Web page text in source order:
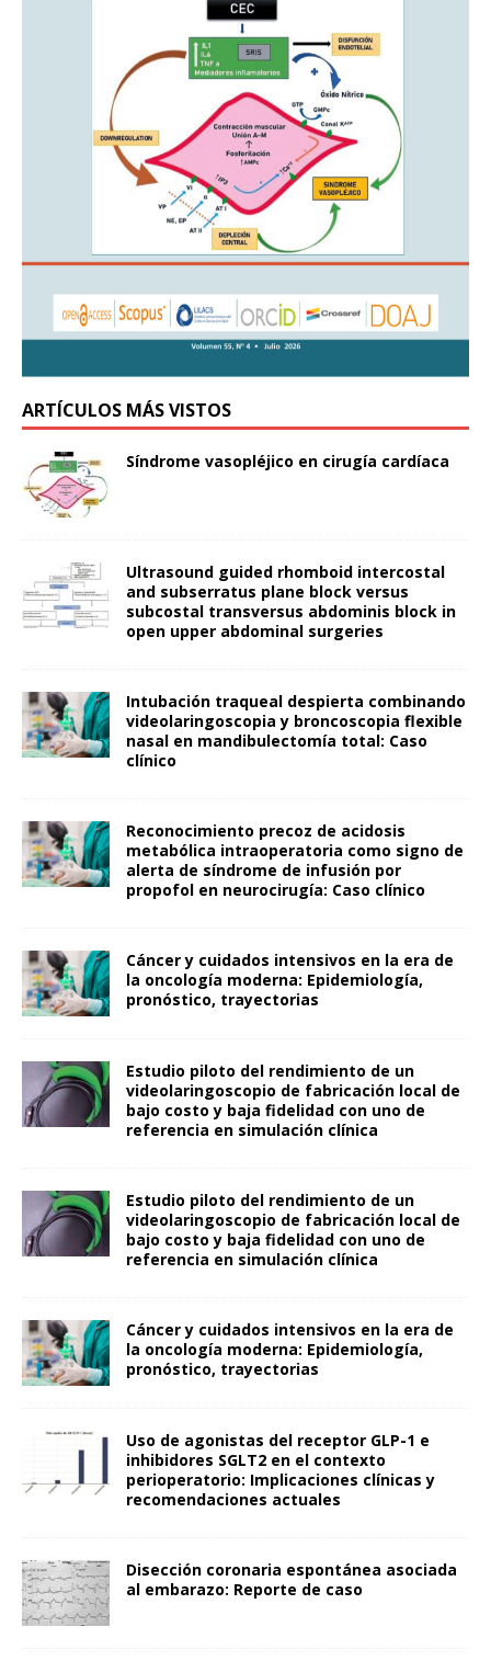
ARTÍCULOS MÁS VISTOS
Síndrome vasopléjico en cirugía cardíaca
Ultrasound guided rhomboid intercostal
and subserratus plane block versus
subcostal transversus abdominis block in
open upper abdominal surgeries
Intubación traqueal despierta combinando
videolaringoscopia y broncoscopia flexible
nasal en mandibulectomía total: Caso
clínico
Reconocimiento precoz de acidosis
metabólica intraoperatoria como signo de
alerta de síndrome de infusión por
propofol en neurocirugía: Caso clínico
Cáncer y cuidados intensivos en la era de
la oncología moderna: Epidemiología,
pronóstico, trayectorias
Estudio piloto del rendimiento de un
videolaringoscopio de fabricación local de
bajo costo y baja fidelidad con uno de
referencia en simulación clínica
Estudio piloto del rendimiento de un
videolaringoscopio de fabricación local de
bajo costo y baja fidelidad con uno de
referencia en simulación clínica
Cáncer y cuidados intensivos en la era de
la oncología moderna: Epidemiología,
pronóstico, trayectorias
Uso de agonistas del receptor GLP-1 e
inhibidores SGLT2 en el contexto
perioperatorio: Implicaciones clínicas y
recomendaciones actuales
Disección coronaria espontánea asociada
al embarazo: Reporte de caso